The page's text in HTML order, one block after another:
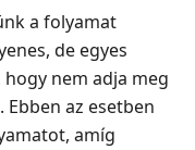
a folyamat
de egyes
nem adja meg
az esetben
amíg